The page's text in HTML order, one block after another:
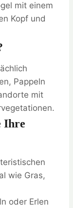
mit einem
Kopf und
Pappeln
mit
Ihre
wie Gras,
oder Erlen